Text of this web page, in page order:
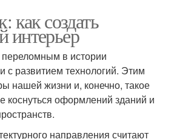
как создать
интерьер
в истории
с развитием технологий. Этим
нашей жизни и, конечно, такое
коснуться оформлений зданий и
направления считают